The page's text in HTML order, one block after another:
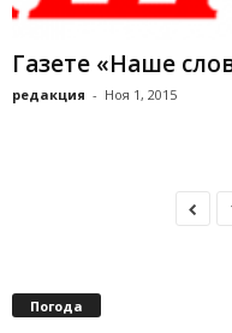
Газете «Наше
редакция - Ноя 1, 2015
Погода